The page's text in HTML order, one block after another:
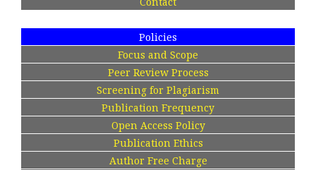
Policies
Focus and Scope
Peer Review Process
Screening for Plagiarism
Publication Frequency
Open Access Policy
Publication Ethics
Author Free Charge